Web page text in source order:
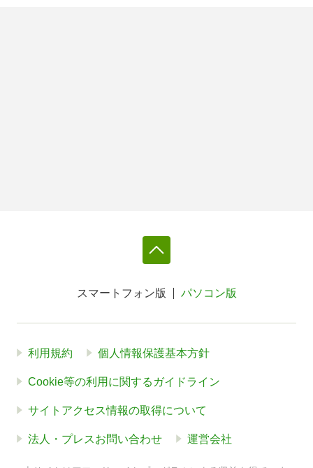
スマートフォン版 パソコン版
利用規約 個人情報保護基本方針
Cookie等の利用に関するガイドライン
サイトアクセス情報の取得について
法人・プレスお問い合わせ 運営会社